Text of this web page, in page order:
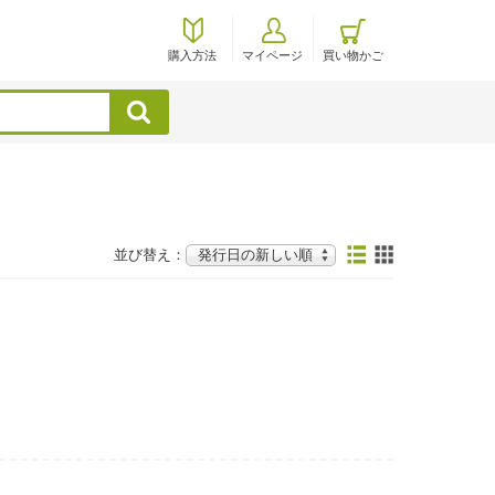
購入方法 マイページ 買い物かご
検索
並び替え：